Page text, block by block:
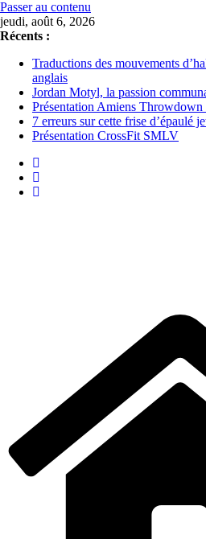
Passer au contenu
jeudi, août 6, 2026
Récents :
Traductions des mouvements
anglais
Jordan Motyl, la passion
Présentation Amiens Throwdown
7 erreurs sur cette frise d’épaulé
Présentation CrossFit SMLV